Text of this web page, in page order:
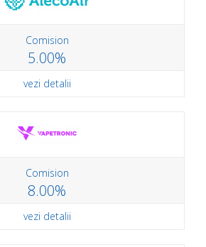
Comision
5.00%
vezi detalii
Comision
8.00%
vezi detalii